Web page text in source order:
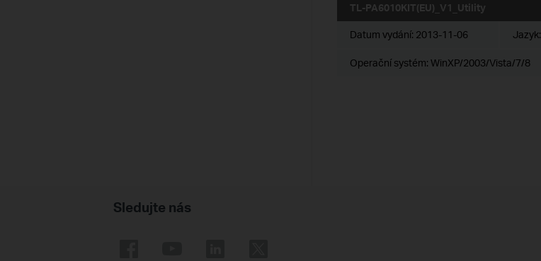
TL-PA6010KIT(EU)_V1_Utility
Datum vydání: 2013-11-06 Jazyk:
Operační systém: WinXP/2003/Vista/7/8
Sledujte nás